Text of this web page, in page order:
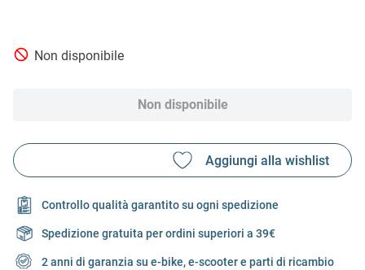
Non disponibile
Non disponibile
Controllo qualità garantito su ogni spedizione
Spedizione gratuita per ordini superiori a 39€
2 anni di garanzia su e-bike, e-scooter e parti di ricambio